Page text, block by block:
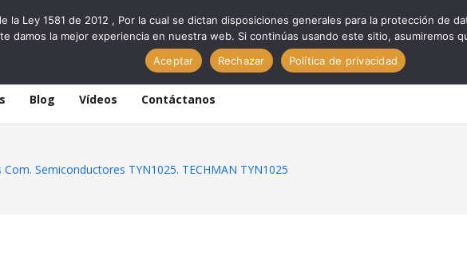
Blog Vídeos Contáctanos
Com. Semiconductores TYN1025. TECHMAN TYN1025
la Ley 1581 de 2012 , Por la cual se dictan disposiciones generales para la protección de
damos la mejor experiencia en nuestra web. Si continúas usando este sitio, asumiremos
Aceptar
Rechazar Política de privacidad